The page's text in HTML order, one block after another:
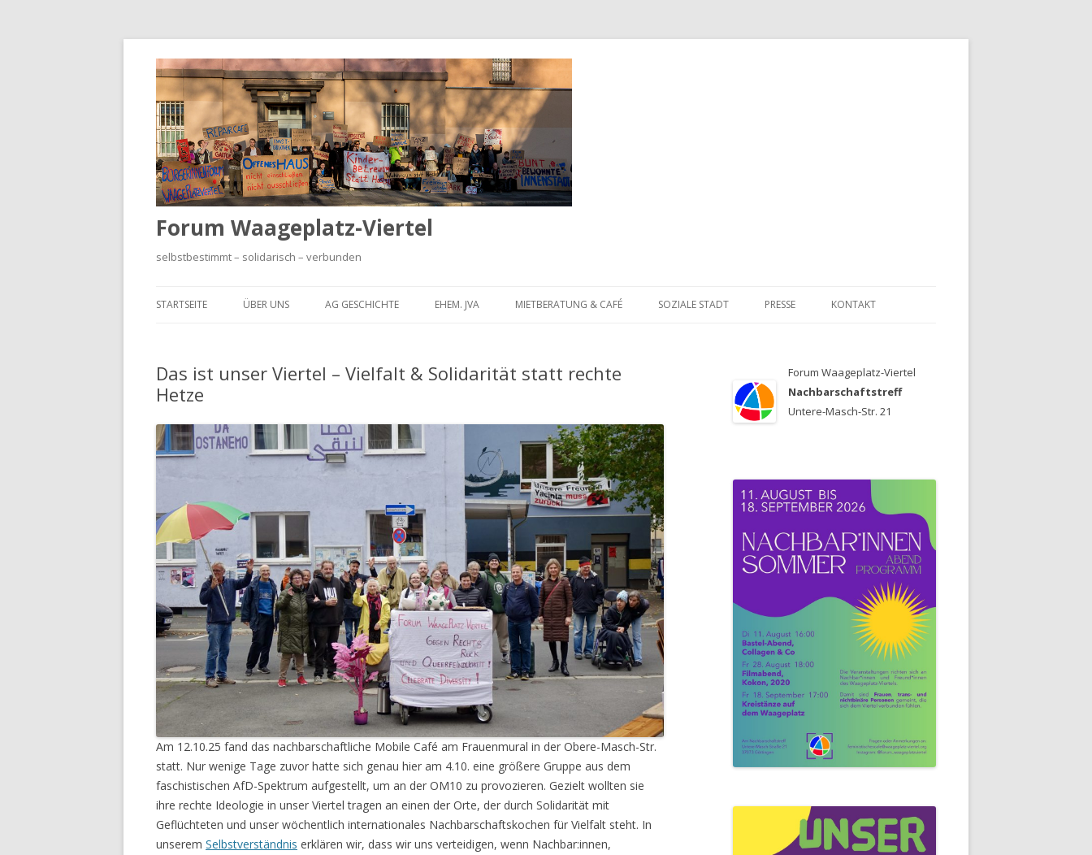
Forum Waageplatz-Viertel
selbstbestimmt – solidarisch – verbunden
zum
STARTSEITE ÜBER UNS AG GESCHICHTE
LINK- UND LITERATURSAMMLUNG
EHEM. JVA MIETBERATUNG & CAFÉ SOZIALE STADT PRESSE KONTAKT
Das ist unser Viertel – Vielfalt & Solidarität statt rechte
Hetze
Am 12.10.25 fand das nachbarschaftliche Mobile Café am Frauenmural in der Obere-Masch-Str.
statt. Nur wenige Tage zuvor hatte sich genau hier am 4.10. eine größere Gruppe aus dem
faschistischen AfD-Spektrum aufgestellt, um an der OM10 zu provozieren. Gezielt wollten sie
ihre rechte Ideologie in unser Viertel tragen an einen der Orte, der durch Solidarität mit
Geflüchteten und unser wöchentlich internationales Nachbarschaftskochen für Vielfalt steht. In
unserem Selbstverständnis erklären wir, dass wir uns verteidigen, wenn Nachbar:innen,
Forum Waageplatz-Viertel
Nachbarschaftstreff
Untere-Masch-Str. 21